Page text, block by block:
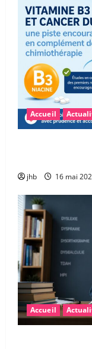
Accueil
jhb 16 mai
Accueil